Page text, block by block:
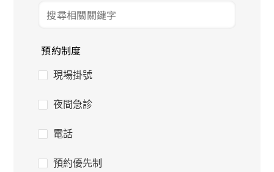
預約制度
現場掛號
夜間急診
電話
預約優先制